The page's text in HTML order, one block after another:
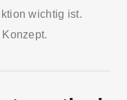
wichtig ist.